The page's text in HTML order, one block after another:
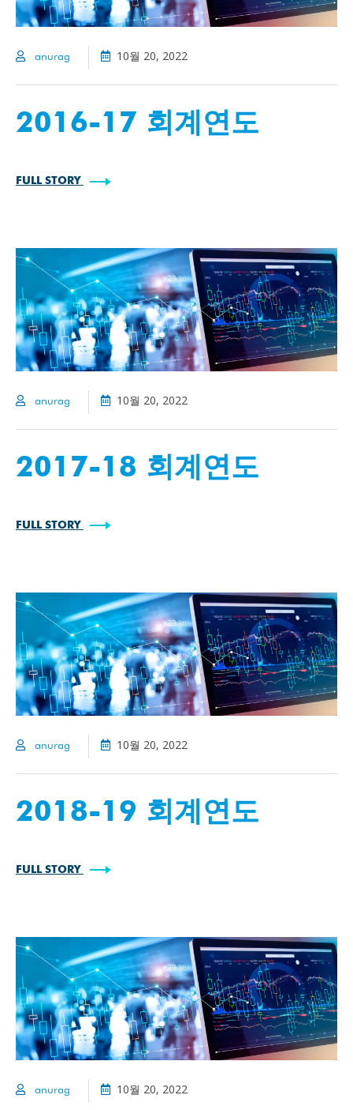
anurag 10월 20, 2022
2016-17 회계연도
FULL STORY
anurag 10월 20, 2022
2017-18 회계연도
FULL STORY
anurag 10월 20, 2022
2018-19 회계연도
FULL STORY
anurag 10월 20, 2022